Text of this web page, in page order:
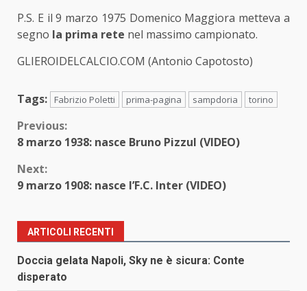
P.S. E il 9 marzo 1975 Domenico Maggiora metteva a
segno la prima rete nel massimo campionato.
GLIEROIDELCALCIO.COM (Antonio Capotosto)
Tags: Fabrizio Poletti prima-pagina sampdoria torino
Continue
Previous:
8 marzo 1938: nasce Bruno Pizzul (VIDEO)
Next:
9 marzo 1908: nasce l’F.C. Inter (VIDEO)
ARTICOLI RECENTI
Doccia gelata Napoli, Sky ne è sicura: Conte
disperato